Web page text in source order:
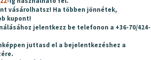
vásárolhatsz! Ha többen jönnétek,
kupont!
jelentkezz be telefonon a +36-70/424-
juttasd el a bejelentkezéshez a